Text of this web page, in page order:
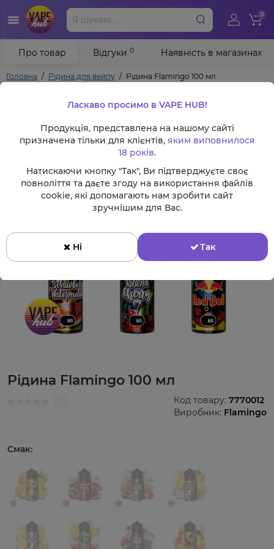
0
Головна Рідина для вейпу Рідина Flamingo 100 мл
Рідина Flamingo 100 мл
Виробник: Flamingo
Код товару: 7770012
Смак:
Про товар Відгуки 0 Наявність в магазинах
Ласкаво просимо в VAPE HUB!
Продукція, представлена на нашому сайті
призначена тільки для клієнтів, яким виповнилося
18 років.
Натискаючи кнопку "Так", Ви підтверджуєте своє
повноліття та даєте згоду на використання файлів
cookie, які допомагають нам зробити сайт
зручнішим для Вас.
Ні Так